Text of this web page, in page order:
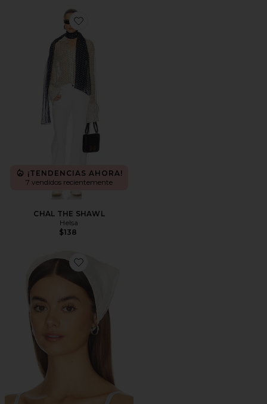
Favorite CHAL THE SHAWL
¡TENDENCIAS AHORA!
7 vendidos recientemente
CHAL THE SHAWL
Helsa
$138
Favorite ACCESORIOS EMILIA